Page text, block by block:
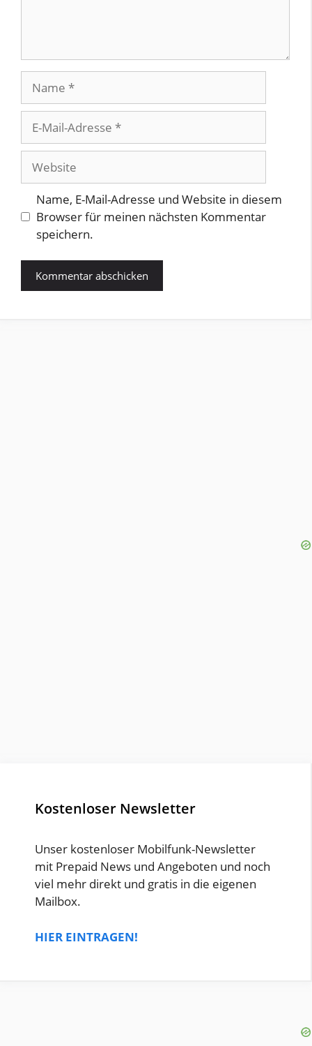
Mail-
Adresse
Name, E-Mail-Adresse und Website in diesem
Browser für meinen nächsten Kommentar
speichern.
Kostenloser Newsletter
Unser kostenloser Mobilfunk-Newsletter
mit Prepaid News und Angeboten und noch
viel mehr direkt und gratis in die eigenen
Mailbox.
HIER EINTRAGEN!